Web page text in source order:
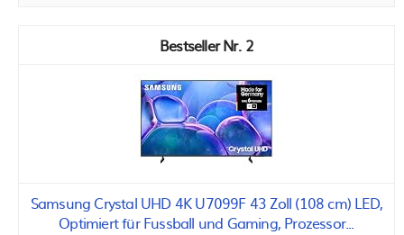
2
Samsung Crystal UHD 4K U7099F 43 Zoll (108 cm) LED,
Optimiert für Fussball und Gaming, Prozessor...